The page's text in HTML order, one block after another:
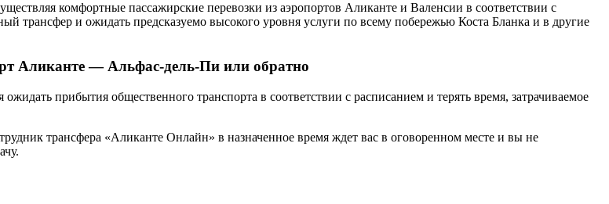
комфортные пассажирские перевозки из аэропортов Аликанте и Валенсии в соответствии с
трансфер и ожидать предсказуемо высокого уровня услуги по всему побережью Коста Бланка и в другие
Аликанте — Альфас-дель-Пи или обратно
ожидать прибытия общественного транспорта в соответствии с расписанием и терять время, затрачиваемое
трансфера «Аликанте Онлайн» в назначенное время ждет вас в оговоренном месте и вы не